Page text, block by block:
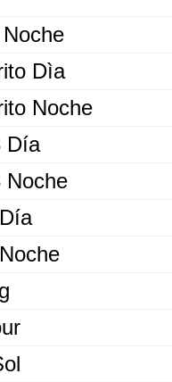
Dìa
Noche
Día
Noche